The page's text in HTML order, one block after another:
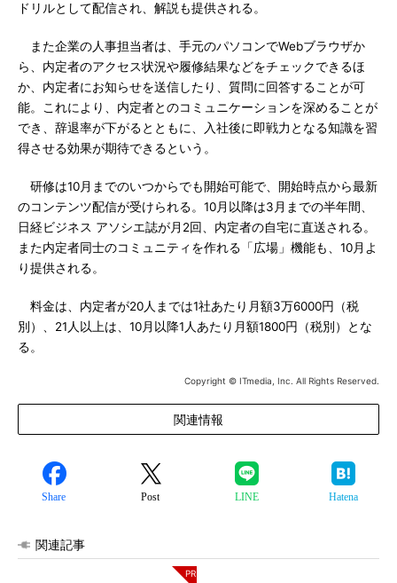
ドリルとして配信され、解説も提供される。
また企業の人事担当者は、手元のパソコンでWebブラウザか
ら、内定者のアクセス状況や履修結果などをチェックできるほ
か、内定者にお知らせを送信したり、質問に回答することが可
能。これにより、内定者とのコミュニケーションを深めることが
でき、辞退率が下がるとともに、入社後に即戦力となる知識を習
得させる効果が期待できるという。
研修は10月までのいつからでも開始可能で、開始時点から最新
のコンテンツ配信が受けられる。10月以降は3月までの半年間、
日経ビジネス アソシエ誌が月2回、内定者の自宅に直送される。
また内定者同士のコミュニティを作れる「広場」機能も、10月よ
り提供される。
料金は、内定者が20人までは1社あたり月額3万6000円（税
別）、21人以上は、10月以降1人あたり月額1800円（税別）とな
る。
Copyright © ITmedia, Inc. All Rights Reserved.
関連情報
Share Post LINE Hatena
関連記事